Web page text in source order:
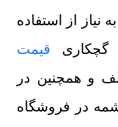
نیاز از استفاده
گچکاری قیمت
و همچنین در
در فروشگاه